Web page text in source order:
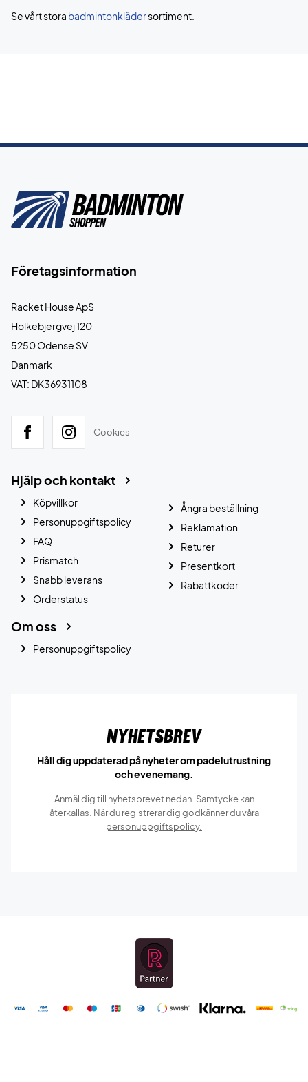
Se vårt stora badmintonklädersortiment.
Företagsinformation
Racket House ApS
Holkebjergvej 120
5250 Odense SV
Danmark
VAT: DK36931108
Cookies
Hjälp och kontakt
Köpvillkor
Personuppgiftspolicy
FAQ
Prismatch
Snabb leverans
Orderstatus
Ångra beställning
Reklamation
Returer
Presentkort
Rabattkoder
Om oss
Personuppgiftspolicy
Nyhetsbrev
Håll dig uppdaterad på nyheter om padelutrustning
och evenemang.
Anmäl dig till nyhetsbrevet nedan. Samtycke kan
återkallas. När du registrerar dig godkänner du våra
personuppgiftspolicy.